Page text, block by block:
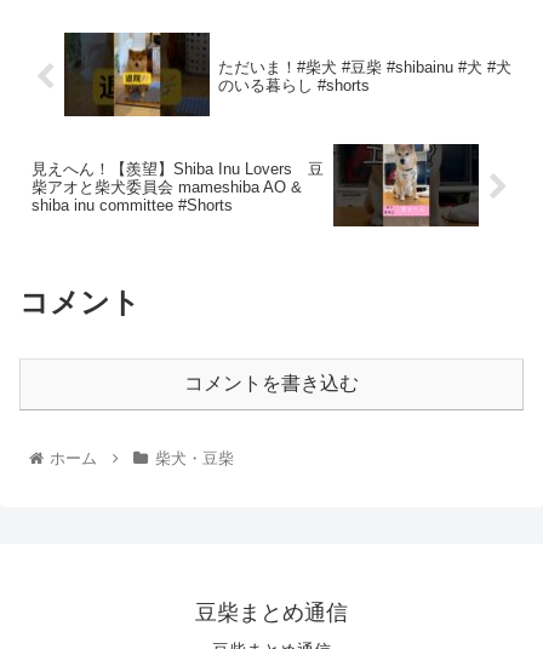
ただいま！#柴犬 #豆柴 #shibainu #犬 #犬
のいる暮らし #shorts
見えへん！【羨望】Shiba Inu Lovers 豆
柴アオと柴犬委員会 mameshiba AO &
shiba inu committee #Shorts
コメント
コメントを書き込む
ホーム 柴犬・豆柴
豆柴まとめ通信